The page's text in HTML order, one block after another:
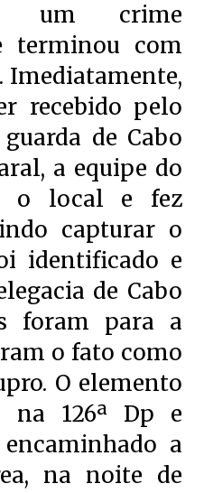
um crime
terminou com
Imediatamente,
recebido pelo
de Cabo
a equipe do
o local e fez
capturar o
identificado e
de Cabo
foram para a
o fato como
O elemento
na 126ª Dp e
a
na noite de